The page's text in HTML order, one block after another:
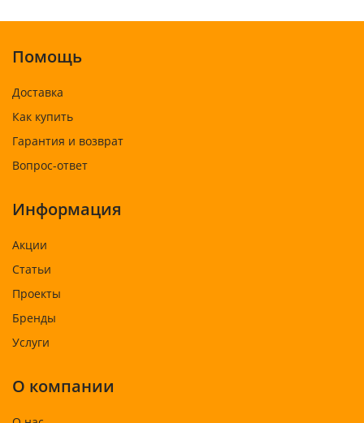
Помощь
Доставка
Как купить
Гарантия и возврат
Вопрос-ответ
Информация
Акции
Статьи
Проекты
Бренды
Услуги
О компании